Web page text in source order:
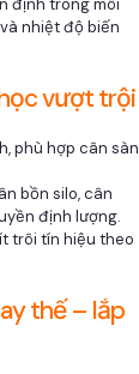
định trong môi
nhiệt độ biến
vượt trội
phù hợp cân sàn
bồn silo, cân
định lượng.
trôi tín hiệu theo
thế – lắp